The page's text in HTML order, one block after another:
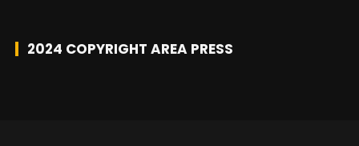
c
a
2024 COPYRIGHT AREA PRESS